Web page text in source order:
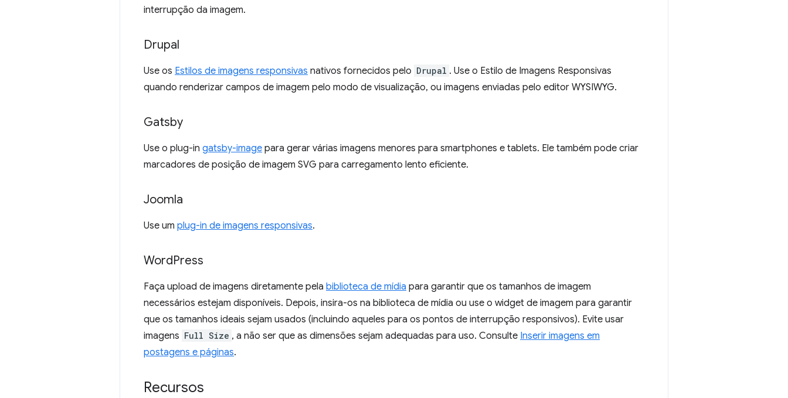
interrupção da imagem.
Drupal
Use os Estilos de imagens responsivas nativos fornecidos pelo Drupal . Use o Estilo de Imagens Responsivas
quando renderizar campos de imagem pelo modo de visualização, ou imagens enviadas pelo editor WYSIWYG.
Gatsby
Use o plug-in gatsby-image para gerar várias imagens menores para smartphones e tablets. Ele também pode criar
marcadores de posição de imagem SVG para carregamento lento eficiente.
Joomla
Use um plug-in de imagens responsivas.
WordPress
Faça upload de imagens diretamente pela biblioteca de mídia para garantir que os tamanhos de imagem
necessários estejam disponíveis. Depois, insira-os na biblioteca de mídia ou use o widget de imagem para garantir
que os tamanhos ideais sejam usados (incluindo aqueles para os pontos de interrupção responsivos). Evite usar
imagens Full Size , a não ser que as dimensões sejam adequadas para uso. Consulte Inserir imagens em
postagens e páginas.
Recursos